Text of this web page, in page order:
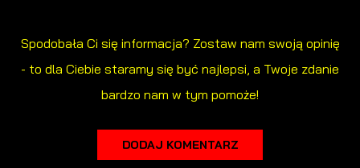
Spodobała Ci się informacja? Zostaw nam swoją opinię
- to dla Ciebie staramy się być najlepsi, a Twoje zdanie
bardzo nam w tym pomoże!
DODAJ KOMENTARZ